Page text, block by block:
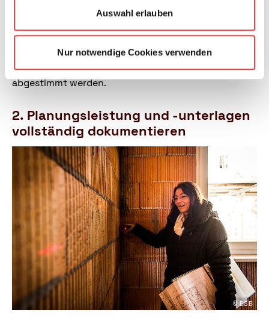
Auswahl erlauben
Nur notwendige Cookies verwenden
Sonderleistungen und die persönlichen
Vorstellungen zum eigenen Haus muss verhandelt
Konsequenzen für die Planung verbunden sind,
sollten deshalb bereits vor Vertragsabschluss
abgestimmt werden.
2. Planungsleistung und -unterlagen
vollständig dokumentieren
© BSB